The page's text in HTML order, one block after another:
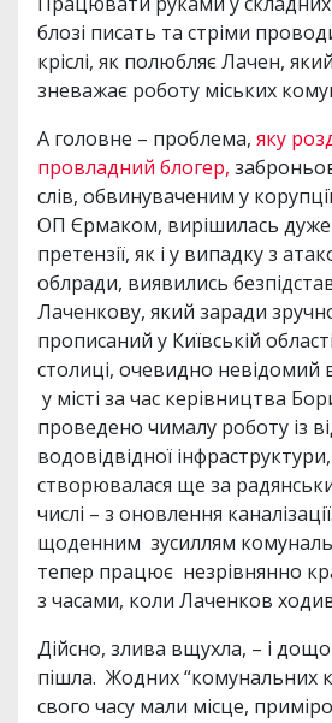
блозі писать та стріми
кріслі, як полюбляє Лачен,
зневажає роботу міських
А головне – проблема, яку
провладний блогер,
слів, обвинуваченим у
ОП Єрмаком, вирішилась
претензії, як і у випадку з
облради, виявились
Лаченкову, який заради
прописаний у Київській
столиці, очевидно
у місті за час керівництва
проведено чималу роботу із
водовідвідної
створювалася ще за
числі – з оновлення
щоденним зусиллям
тепер працює незрівнянно
з часами, коли Лаченков ходив
Дійсно, злива вщухла, – і
пішла. Жодних “комунальних
свого часу мали місце,